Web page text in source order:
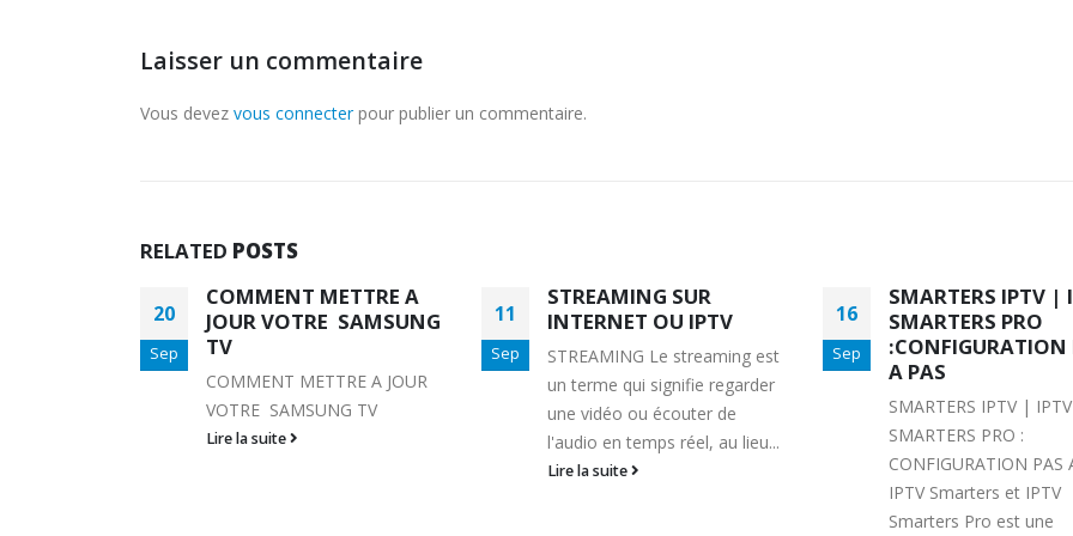
Laisser un commentaire
Vous devez vous connecterpour publier un commentaire.
RELATED POSTS
11
Sep
STREAMING SUR
INTERNET OU IPTV
STREAMING Le streaming est
un terme qui signifie regarder
une vidéo ou écouter de
l'audio en temps réel, au lieu...
16
Sep
SMARTERS IPTV | IPTV
SMARTERS PRO
:CONFIGURATION PAS
A PAS
SMARTERS IPTV | IPTV
SMARTERS PRO :
CONFIGURATION PAS A PAS
13
Sep
L’URL M3U NE
FONCTIONNE PAS
L'URL M3U NE
PAS VERIFIEZ VOTRE
M3U Nous allons vous
donner quelques
recommandations
pour résoudre le
d' url M3U dans les...
MYTVONLINE2
VERROUILLAGE DES